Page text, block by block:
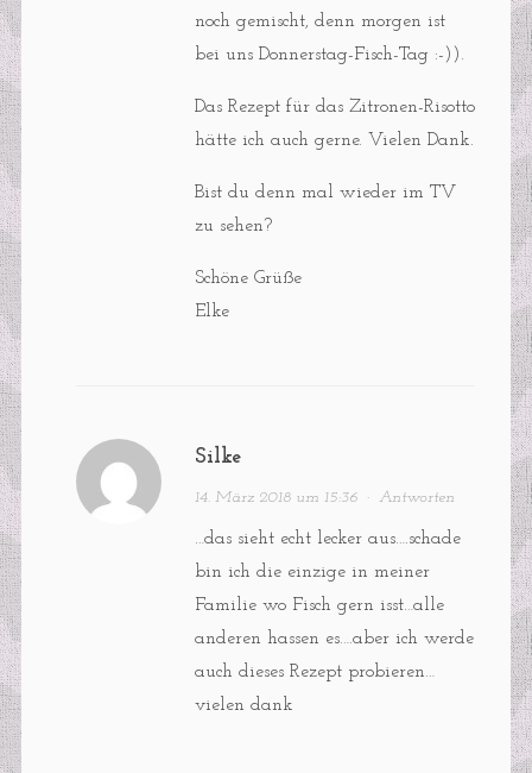
noch gemischt, denn morgen ist
bei uns Donnerstag-Fisch-Tag :-)).
Das Rezept für das Zitronen-Risotto
hätte ich auch gerne. Vielen Dank.
Bist du denn mal wieder im TV
zu sehen?
Schöne Grüße
Elke
Silke
14. März 2018 um 15:36· Antworten
…das sieht echt lecker aus….schade
bin ich die einzige in meiner
Familie wo Fisch gern isst…alle
anderen hassen es….aber ich werde
auch dieses Rezept probieren…
vielen dank